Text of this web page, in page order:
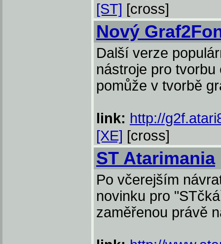
[ST] [cross]
Nový
Další verze
nástroje pro tvorbu
pomůže v tvorbě
link: http://
[XE] [cross]
ST Atarimania
Po včerejším
novinku pro
zaměřenou právě